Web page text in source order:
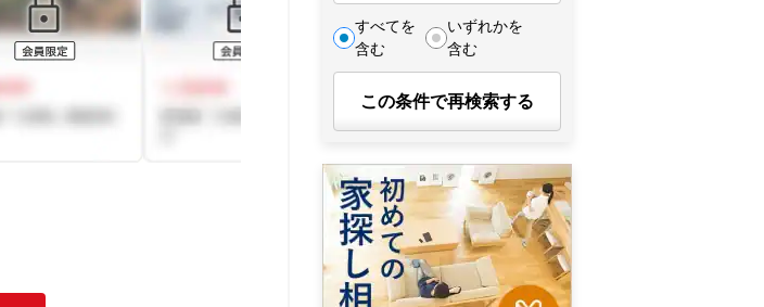
すべてを
含む
いずれかを
含む
この条件で再検索する